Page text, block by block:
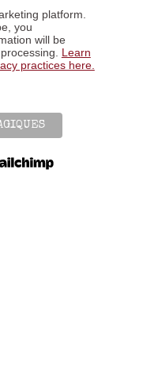
platform.
you
will be
Learn
practices here.